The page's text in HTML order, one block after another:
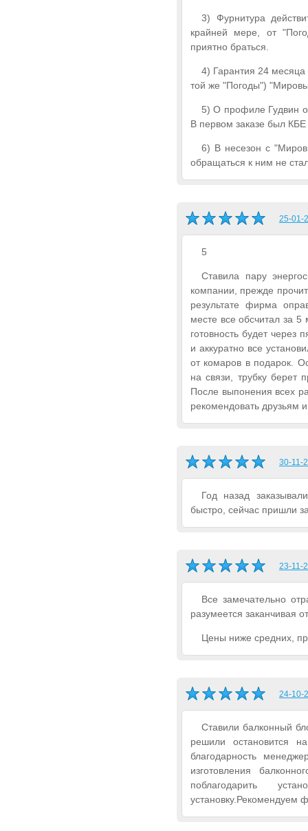
3) Фурнитура
крайней мере, от
приятно браться.
4) Гарантия 24 месяца
той же "Погоды")
5) О профиле Гудвин
В первом заказе был
6) В несезон с
обращаться к ним не
25-01-
5
Ставила пару
компании, прежде
результате фирма
месте все обсчитал за 5
готовность будет через
и аккуратно все
от комаров в подарок.
на связи, трубку берет
После выпонения всех
рекомендовать друзьям
30-11-
Год назад
быстро, сейчас пришли
23-11-
Все замечательно
разумеется заканчивая
Цены ниже средних,
24-10-
Ставили балконный
решили остановится
благодарность
изготовления
поблагодарить